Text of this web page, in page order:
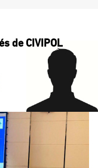
de CIVIPOL